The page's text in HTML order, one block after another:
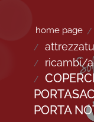
home page
ricambi/
PORTA